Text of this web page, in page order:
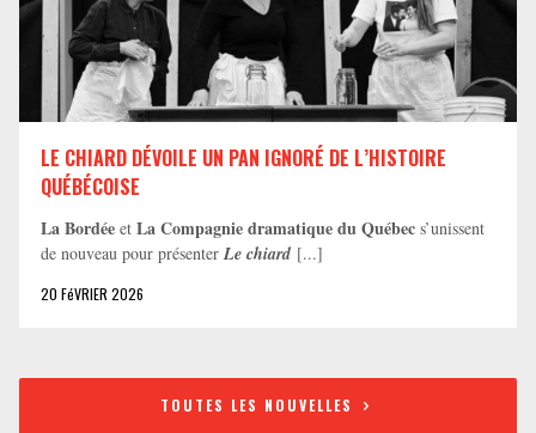
LE CHIARD DÉVOILE UN PAN IGNORÉ DE L’HISTOIRE
QUÉBÉCOISE
La Bordée et La Compagnie dramatique du Québec s’unissent
de nouveau pour présenter Le chiard [...]
20 FéVRIER 2026
TOUTES LES NOUVELLES